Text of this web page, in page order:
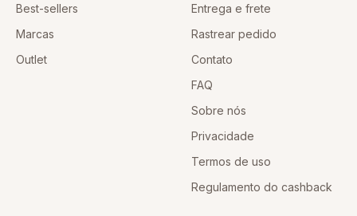
Best-sellers
Marcas
Outlet
Entrega e frete
Rastrear pedido
Contato
FAQ
Sobre nós
Privacidade
Termos de uso
Regulamento do cashback